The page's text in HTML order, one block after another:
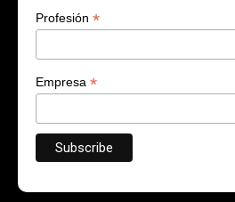
Profesión *
Empresa *